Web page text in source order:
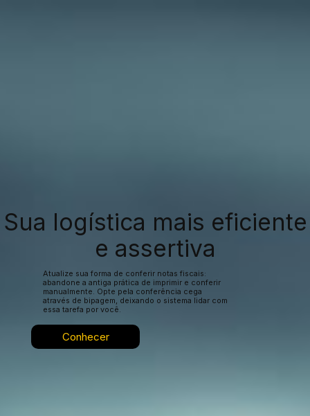
Sua logística mais eficiente
e assertiva
Atualize sua forma de conferir notas fiscais:
abandone a antiga prática de imprimir e conferir
manualmente. Opte pela conferência cega
através de bipagem, deixando o sistema lidar com
essa tarefa por você.
Conhecer